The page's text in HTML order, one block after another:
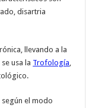
disartria
llevando a la
usa la Trofología
el modo